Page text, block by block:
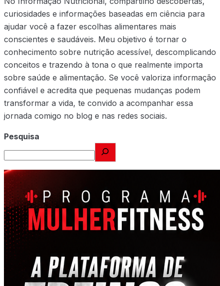
curiosidades e informações baseadas em ciência para
ajudar você a fazer escolhas alimentares mais
conscientes e saudáveis. Meu objetivo é tornar o
conhecimento sobre nutrição acessível, descomplicando
conceitos e trazendo à tona o que realmente importa
sobre saúde e alimentação. Se você valoriza informação
confiável e acredita que pequenas mudanças podem
transformar a vida, te convido a acompanhar essa
jornada comigo no blog e nas redes sociais.
Pesquisa